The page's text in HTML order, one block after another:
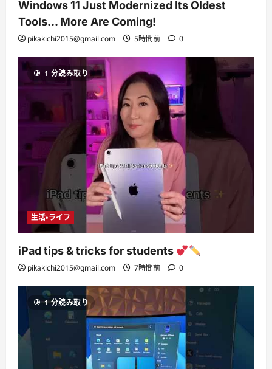
Windows 11 Just Modernized Its Oldest
Tools… More Are Coming!
pikakichi2015@gmail.com 5時間前 0
1 分読み取り
生活・ライフ
iPad tips & tricks for students
pikakichi2015@gmail.com 7時間前 0
1 分読み取り